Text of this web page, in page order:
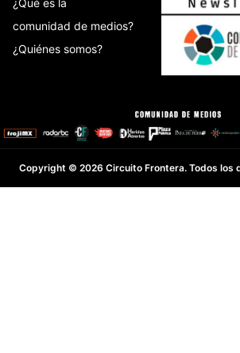
¿Qué es la
comunidad de medios?
¿Quiénes somos?
Copyright © 2026 Circuito Frontera. Todos los